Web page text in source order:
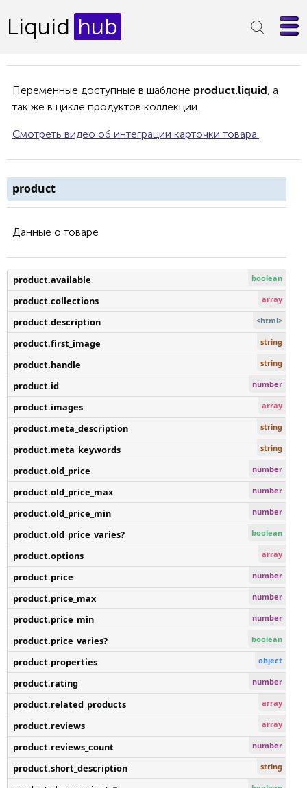
Liquid hub
Переменные доступные в шаблоне product.liquid , а
так же в цикле продуктов коллекции.
Смотреть видео об интеграции карточки товара.
product
Данные о товаре
product.available boolean
product.collections array
product.description <html>
product.first_image string
product.handle string
product.id number
product.images array
product.meta_description string
product.meta_keywords string
product.old_price number
product.old_price_max number
product.old_price_min number
product.old_price_varies? boolean
product.options array
product.price number
product.price_max number
product.price_min number
product.price_varies? boolean
product.properties object
product.rating number
product.related_products array
product.reviews array
product.reviews_count number
product.short_description string